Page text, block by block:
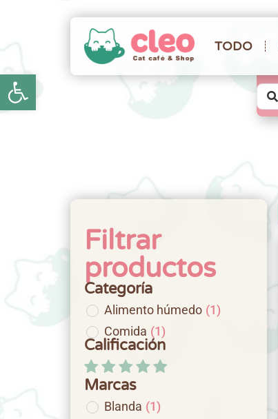
Abrir barra de herramientas
TODO
Filtrar
productos
Categoría
Alimento húmedo (1)
Comida (1)
Calificación
Marcas
Blanda (1)